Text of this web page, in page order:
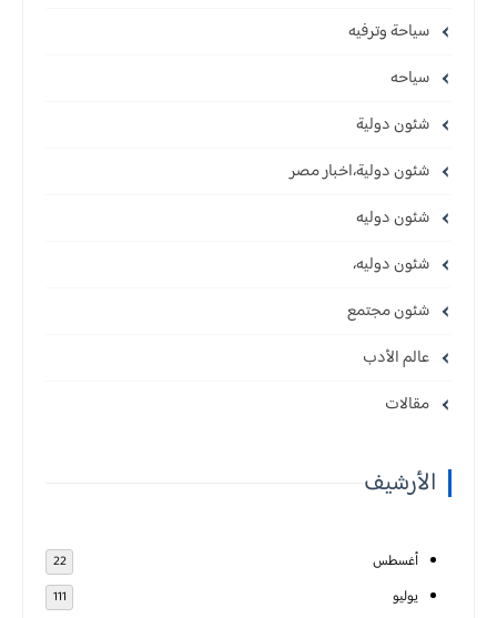
سياحة وترفيه
سياحه
شئون دولية
شئون دولية،اخبار مصر
شئون دوليه
شئون دوليه،
شئون مجتمع
عالم الأدب
مقالات
الأرشيف
أغسطس 22
يوليو 111